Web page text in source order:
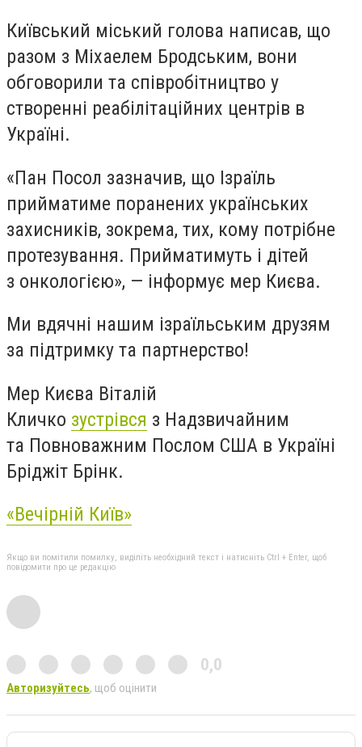
Київський міський голова написав, що
разом з Міхаелем Бродським, вони
обговорили та співробітництво у
створенні реабілітаційних центрів в
Україні.
«Пан Посол зазначив, що Ізраїль
прийматиме поранених українських
захисників, зокрема, тих, кому потрібне
протезування. Прийматимуть і дітей
з онкологією», — інформує мер Києва.
Ми вдячні нашим ізраїльським друзям
за підтримку та партнерство!
Мер Києва Віталій
Кличко зустрівся з Надзвичайним
та Повноважним Послом США в Україні
Бріджіт Брінк.
«Вечірній Київ»
Якщо ви помітили помилку, виділіть необхідний текст і натисніть Ctrl + Enter, щоб
повідомити про це редакцію
0,0
Авторизуйтесь, щоб оцінити